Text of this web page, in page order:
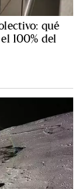
qué
100% del